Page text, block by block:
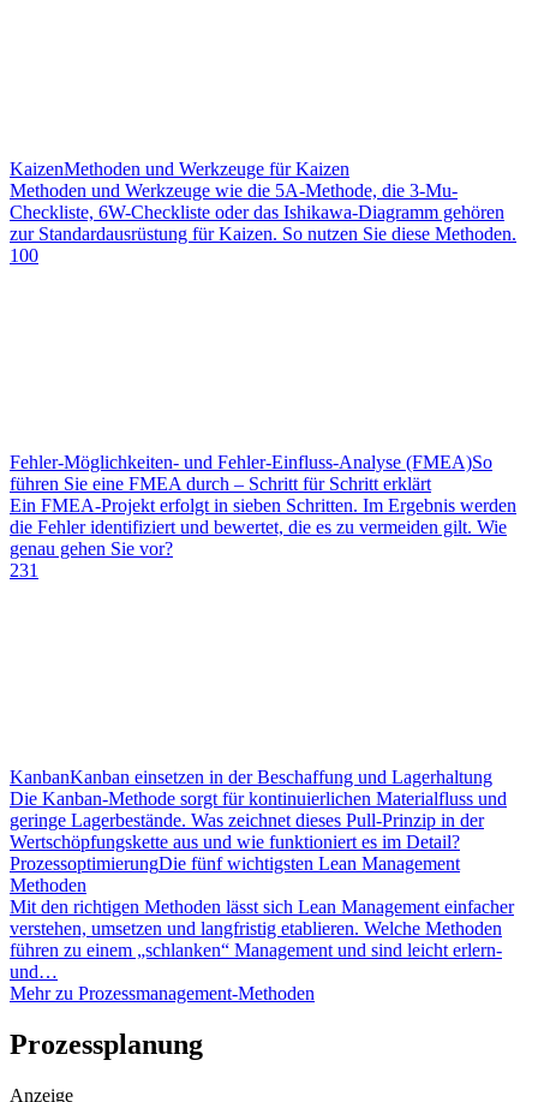
KaizenMethoden und Werkzeuge für Kaizen
Methoden und Werkzeuge wie die 5A-Methode, die 3-Mu-
Checkliste, 6W-Checkliste oder das Ishikawa-Diagramm gehören
zur Standardausrüstung für Kaizen. So nutzen Sie diese Methoden.
100
Fehler-Möglichkeiten- und Fehler-Einfluss-Analyse (FMEA)So
führen Sie eine FMEA durch – Schritt für Schritt erklärt
Ein FMEA-Projekt erfolgt in sieben Schritten. Im Ergebnis werden
die Fehler identifiziert und bewertet, die es zu vermeiden gilt. Wie
genau gehen Sie vor?
231
KanbanKanban einsetzen in der Beschaffung und Lagerhaltung
Die Kanban-Methode sorgt für kontinuierlichen Materialfluss und
geringe Lagerbestände. Was zeichnet dieses Pull-Prinzip in der
Wertschöpfungskette aus und wie funktioniert es im Detail?
ProzessoptimierungDie fünf wichtigsten Lean Management
Methoden
Mit den richtigen Methoden lässt sich Lean Management einfacher
verstehen, umsetzen und langfristig etablieren. Welche Methoden
führen zu einem „schlanken“ Management und sind leicht erlern-
und…
Mehr zu Prozessmanagement-Methoden
Prozessplanung
Anzeige